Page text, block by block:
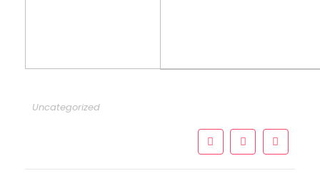
Uncategorized